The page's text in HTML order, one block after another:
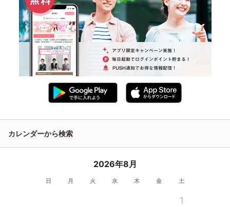
カレンダーから検索
2026年8月
日 月 火 水 木 金 土
1